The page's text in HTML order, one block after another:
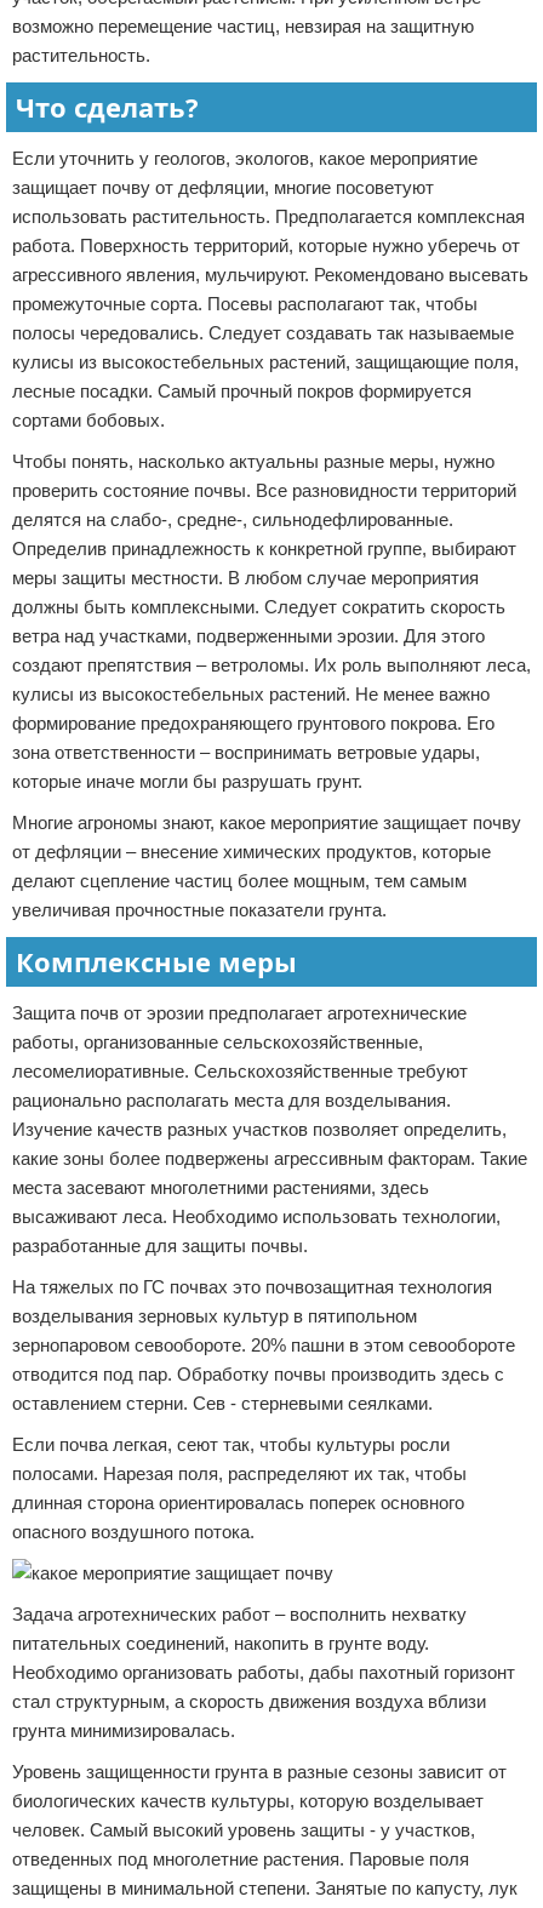
возможно перемещение частиц, невзирая на защитную
растительность.
Что сделать?
Если уточнить у геологов, экологов, какое мероприятие
защищает почву от дефляции, многие посоветуют
использовать растительность. Предполагается комплексная
работа. Поверхность территорий, которые нужно уберечь от
агрессивного явления, мульчируют. Рекомендовано высевать
промежуточные сорта. Посевы располагают так, чтобы
полосы чередовались. Следует создавать так называемые
кулисы из высокостебельных растений, защищающие поля,
лесные посадки. Самый прочный покров формируется
сортами бобовых.
Чтобы понять, насколько актуальны разные меры, нужно
проверить состояние почвы. Все разновидности территорий
делятся на слабо-, средне-, сильнодефлированные.
Определив принадлежность к конкретной группе, выбирают
меры защиты местности. В любом случае мероприятия
должны быть комплексными. Следует сократить скорость
ветра над участками, подверженными эрозии. Для этого
создают препятствия – ветроломы. Их роль выполняют леса,
кулисы из высокостебельных растений. Не менее важно
формирование предохраняющего грунтового покрова. Его
зона ответственности – воспринимать ветровые удары,
которые иначе могли бы разрушать грунт.
Многие агрономы знают, какое мероприятие защищает почву
от дефляции – внесение химических продуктов, которые
делают сцепление частиц более мощным, тем самым
увеличивая прочностные показатели грунта.
Комплексные меры
Защита почв от эрозии предполагает агротехнические
работы, организованные сельскохозяйственные,
лесомелиоративные. Сельскохозяйственные требуют
рационально располагать места для возделывания.
Изучение качеств разных участков позволяет определить,
какие зоны более подвержены агрессивным факторам. Такие
места засевают многолетними растениями, здесь
высаживают леса. Необходимо использовать технологии,
разработанные для защиты почвы.
На тяжелых по ГС почвах это почвозащитная технология
возделывания зерновых культур в пятипольном
зернопаровом севообороте. 20% пашни в этом севообороте
отводится под пар. Обработку почвы производить здесь с
оставлением стерни. Сев - стерневыми сеялками.
Если почва легкая, сеют так, чтобы культуры росли
полосами. Нарезая поля, распределяют их так, чтобы
длинная сторона ориентировалась поперек основного
опасного воздушного потока.
Задача агротехнических работ – восполнить нехватку
питательных соединений, накопить в грунте воду.
Необходимо организовать работы, дабы пахотный горизонт
стал структурным, а скорость движения воздуха вблизи
грунта минимизировалась.
Уровень защищенности грунта в разные сезоны зависит от
биологических качеств культуры, которую возделывает
человек. Самый высокий уровень защиты - у участков,
отведенных под многолетние растения. Паровые поля
защищены в минимальной степени. Занятые по капусту, лук